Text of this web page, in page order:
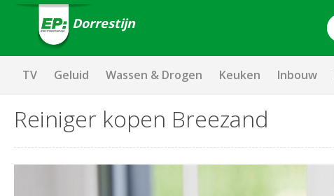
Dorrestijn
TV Geluid Wassen & Drogen Keuken Inbouw
Reiniger kopen Breezand